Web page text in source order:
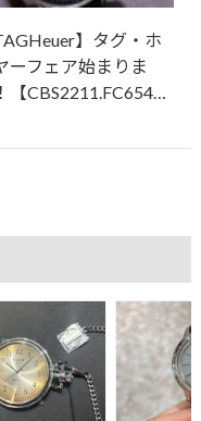
】タグ・ホ
ーフェア始まりま
【CBS2211.FC654…